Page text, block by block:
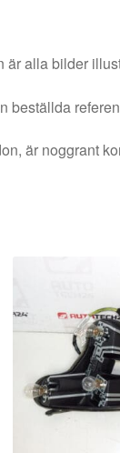
är alla bilder
beställda
är noggrant